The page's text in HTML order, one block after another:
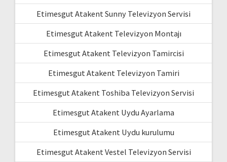
Etimesgut Atakent Sunny Televizyon Servisi
Etimesgut Atakent Televizyon Montajı
Etimesgut Atakent Televizyon Tamircisi
Etimesgut Atakent Televizyon Tamiri
Etimesgut Atakent Toshiba Televizyon Servisi
Etimesgut Atakent Uydu Ayarlama
Etimesgut Atakent Uydu kurulumu
Etimesgut Atakent Vestel Televizyon Servisi